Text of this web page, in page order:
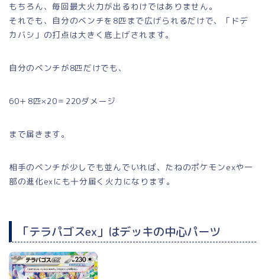
もちろん、毎回最大火力が出るわけではありません。
それでも、自分のベンチを8匹まで広げられるだけで、「ドデ
カバシ」の打点は大きく底上げされます。
自分のベンチが8匹だけでも、
60＋8匹×20＝220ダメージ
まで届きます。
相手のベンチが少しでも並んでいれば、たねのポケモンexや一
部の進化exにも十分届く火力になります。
「テラパゴスex」はデッキの中心パーツ